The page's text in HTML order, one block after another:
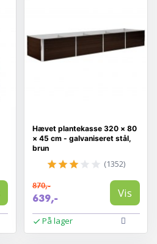
Hævet plantekasse 320 × 80
× 45 cm - galvaniseret stål,
brun
(1352)
870,-
639,- Vis
På lager